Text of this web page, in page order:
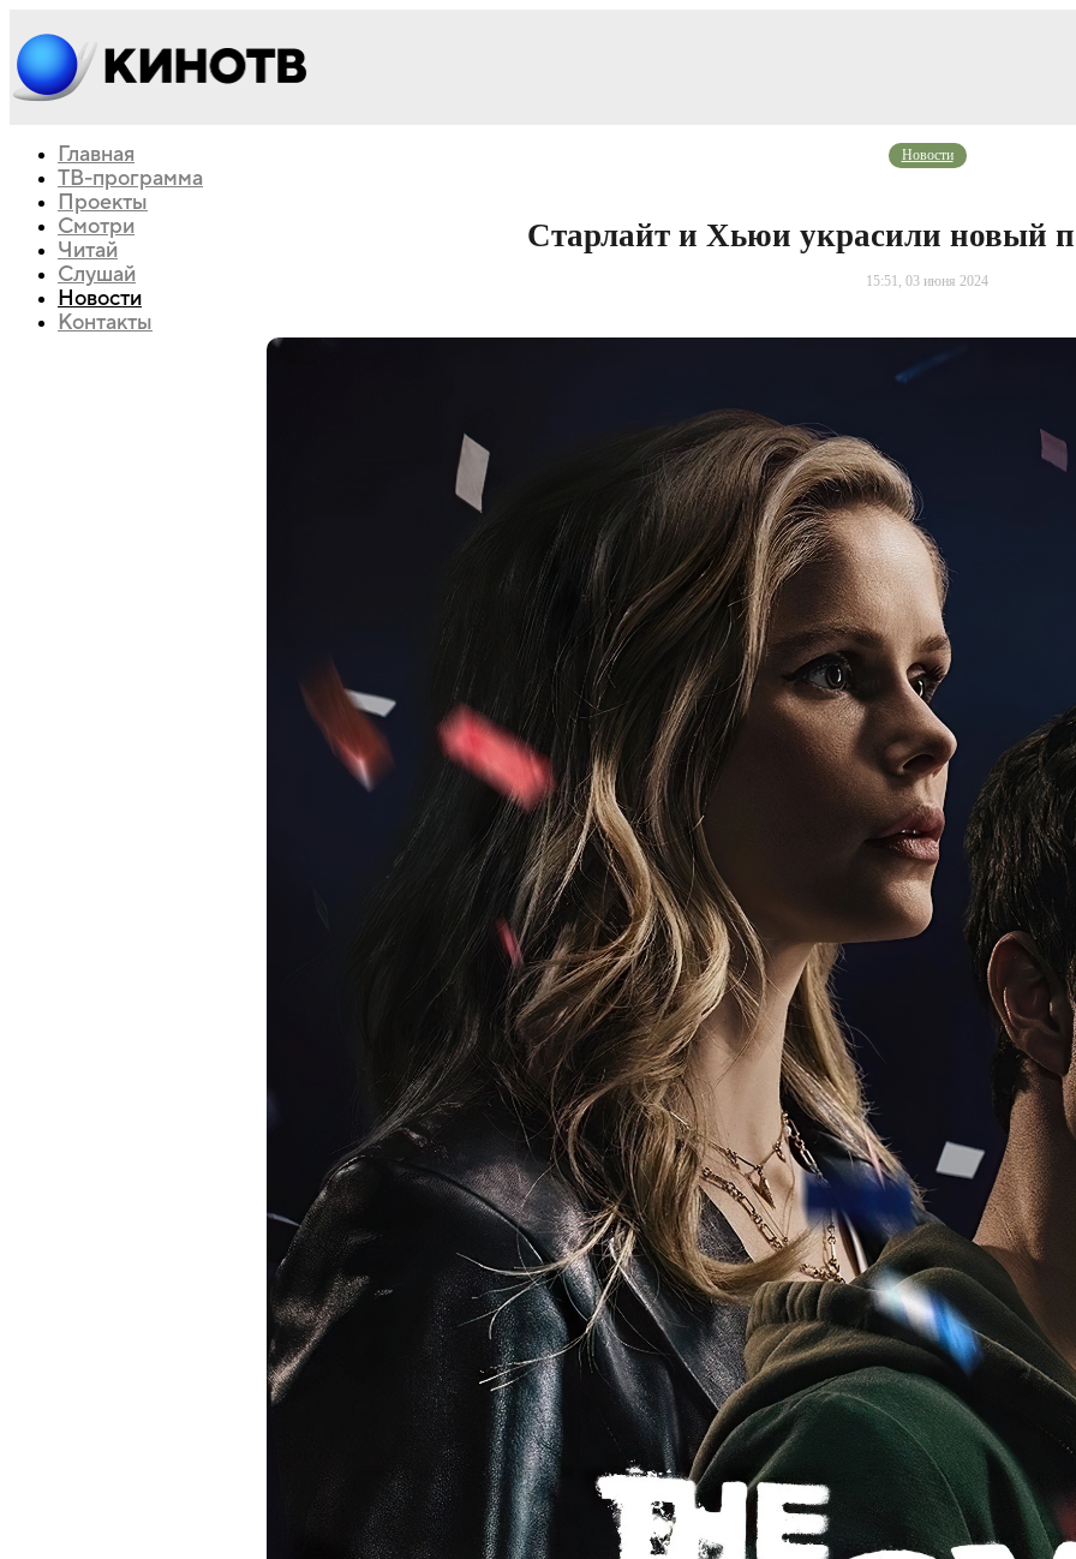
Главная
ТВ-программа
Проекты
Смотри
Читай
Слушай
Новости
Контакты
Новости
Старлайт и Хьюи украсили новый
15:51, 03 июня 2024